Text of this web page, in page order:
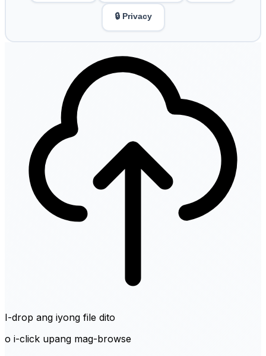
🔒 Privacy
I-drop ang iyong file dito
o i-click upang mag-browse